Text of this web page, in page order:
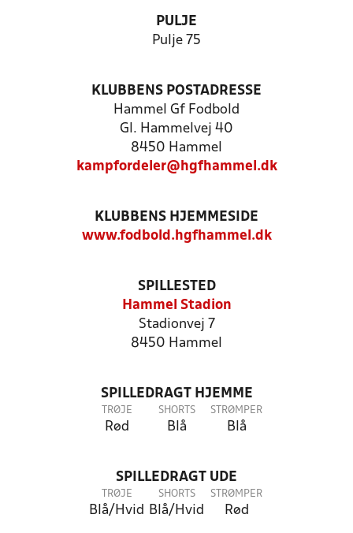
PULJE
Pulje 75
KLUBBENS POSTADRESSE
Hammel Gf Fodbold
Gl. Hammelvej 40
8450 Hammel
kampfordeler@hgfhammel.dk
KLUBBENS HJEMMESIDE
www.fodbold.hgfhammel.dk
SPILLESTED
Hammel Stadion
Stadionvej 7
8450 Hammel
SPILLEDRAGT HJEMME
TRØJE
Rød
SHORTS
Blå
STRØMPER
Blå
SPILLEDRAGT UDE
TRØJE
Blå/Hvid
SHORTS
Blå/Hvid
STRØMPER
Rød